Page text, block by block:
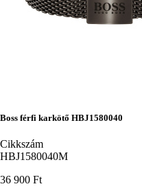
Boss férfi karkötő HBJ1580040
Cikkszám
HBJ1580040M
36 900 Ft